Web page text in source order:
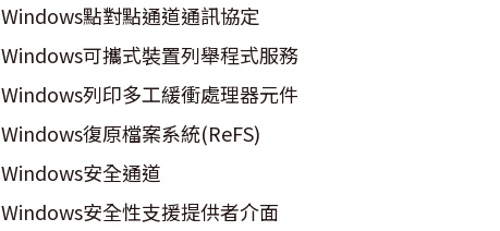
Windows點對點通道通訊協定
Windows可攜式裝置列舉程式服務
Windows列印多工緩衝處理器元件
Windows復原檔案系統(ReFS)
Windows安全通道
Windows安全性支援提供者介面